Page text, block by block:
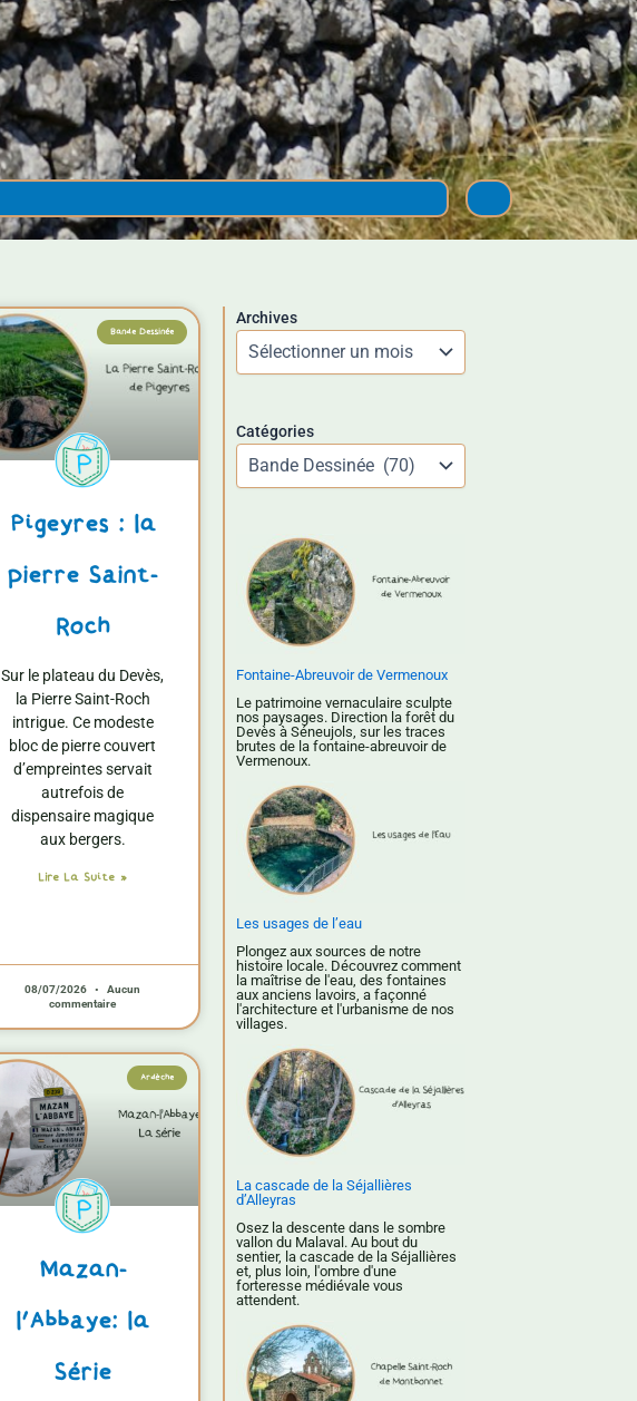
Bande Dessinée
Pigeyres : la
pierre Saint-
Roch
Sur le plateau du Devès,
la Pierre Saint-Roch
intrigue. Ce modeste
bloc de pierre couvert
d’empreintes servait
autrefois de
dispensaire magique
aux bergers.
Lire La Suite »
08/07/2026
Aucun
commentaire
Ardèche
Mazan-
l’Abbaye: la
Série
Archives
Catégories
Fontaine-Abreuvoir de Vermenoux
Le patrimoine vernaculaire sculpte
nos paysages. Direction la forêt du
Devès à Séneujols, sur les traces
brutes de la fontaine-abreuvoir de
Vermenoux.
Les usages de l’eau
Plongez aux sources de notre
histoire locale. Découvrez comment
la maîtrise de l'eau, des fontaines
aux anciens lavoirs, a façonné
l'architecture et l'urbanisme de nos
villages.
La cascade de la Séjallières
d’Alleyras
Osez la descente dans le sombre
vallon du Malaval. Au bout du
sentier, la cascade de la Séjallières
et, plus loin, l'ombre d'une
forteresse médiévale vous
attendent.